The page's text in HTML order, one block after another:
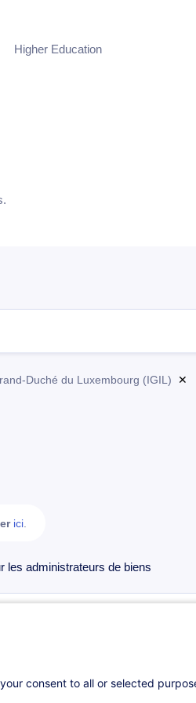
Higher Education
Duché du Luxembourg (IGIL) ✕
ici
les administrateurs de biens
du jour Formation
consent to all or selected